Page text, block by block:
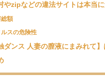
やzipなどの違法サイトは本当に
総額
ルスの危険性
ダンス 人妻の膣液にまみれて】